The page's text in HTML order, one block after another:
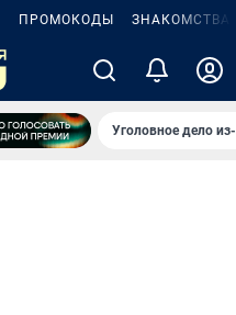
ПРОМОКОДЫ ЗНАКОМСТВА
Уголовное дело